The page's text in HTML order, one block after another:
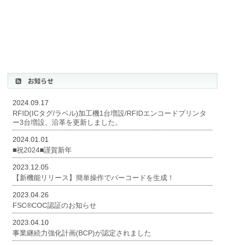
お知らせ
2024.09.17
RFID(ICタグ/ラベル)加工機1台増設/RFIDエンコードプリンタ
ー3台増設、沿革を更新しました。
2024.01.01
■祝2024■謹賀新年
2023.12.05
【新機能リリース】簡単操作でバーコードを生成！
2023.04.26
FSC®COC認証のお知らせ
2023.04.10
事業継続力強化計画(BCP)が認定されました